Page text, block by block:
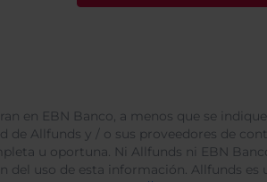
en EBN Banco, a menos que se
de Allfunds y / o sus proveedores de
u oportuna. Ni Allfunds ni EBN
del uso de esta información. Allfunds